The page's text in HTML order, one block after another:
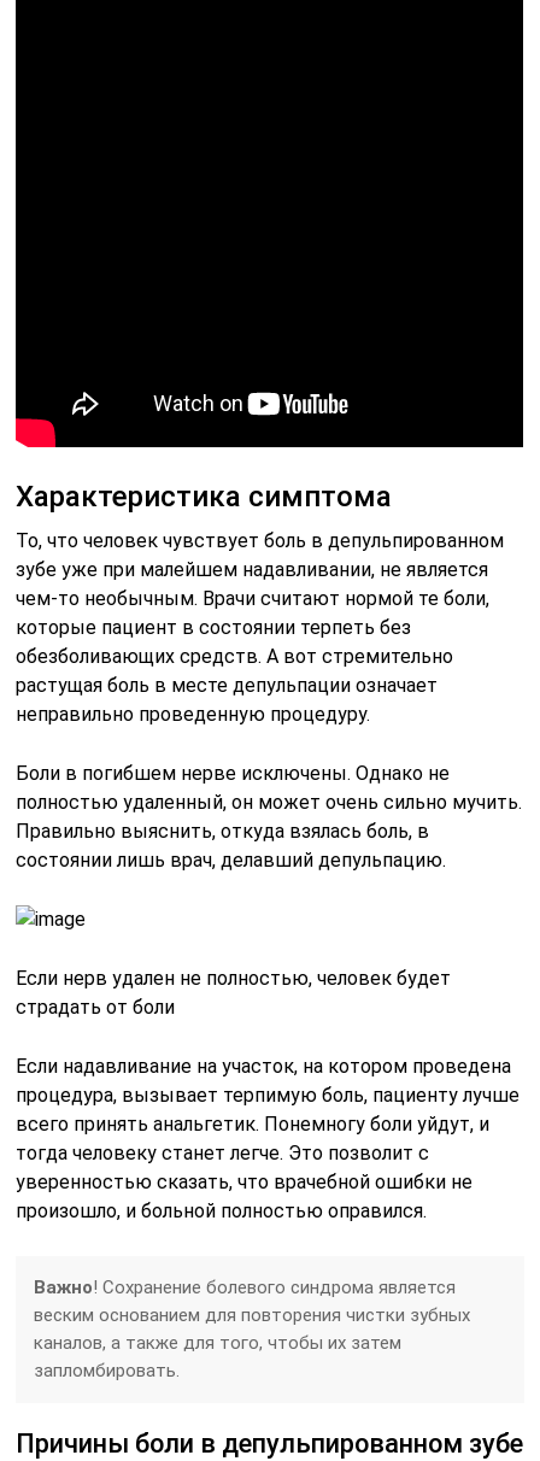
Характеристика симптома
То, что человек чувствует боль в депульпированном
зубе уже при малейшем надавливании, не является
чем-то необычным. Врачи считают нормой те боли,
которые пациент в состоянии терпеть без
обезболивающих средств. А вот стремительно
растущая боль в месте депульпации означает
неправильно проведенную процедуру.
Боли в погибшем нерве исключены. Однако не
полностью удаленный, он может очень сильно мучить.
Правильно выяснить, откуда взялась боль, в
состоянии лишь врач, делавший депульпацию.
Если нерв удален не полностью, человек будет
страдать от боли
Если надавливание на участок, на котором проведена
процедура, вызывает терпимую боль, пациенту лучше
всего принять анальгетик. Понемногу боли уйдут, и
тогда человеку станет легче. Это позволит с
уверенностью сказать, что врачебной ошибки не
произошло, и больной полностью оправился.
Важно! Сохранение болевого синдрома является
веским основанием для повторения чистки зубных
каналов, а также для того, чтобы их затем
запломбировать.
Причины боли в депульпированном зубе